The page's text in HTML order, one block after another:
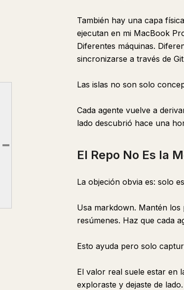
Mis Agentes Son Desconocidos
La Mente Colmena Es el Punto
También hay una capa
ejecutan en mi MacBook
Diferentes máquinas.
sincronizarse a través de
Las islas no son solo
Cada agente vuelve a
lado descubrió hace una
El Repo No Es la
La objeción obvia es: solo
Usa markdown. Mantén los
resúmenes. Haz que cada
Esto ayuda pero solo
El valor real suele estar en
exploraste y dejaste de